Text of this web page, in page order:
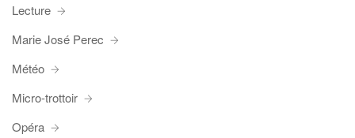
Lecture
Marie José Perec
Météo
Micro-trottoir
Opéra